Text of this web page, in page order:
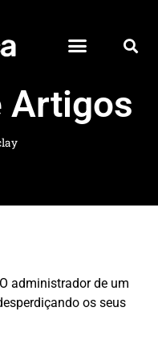
Artigos
administrador de um
os seus